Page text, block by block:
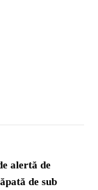
alertă de
de sub